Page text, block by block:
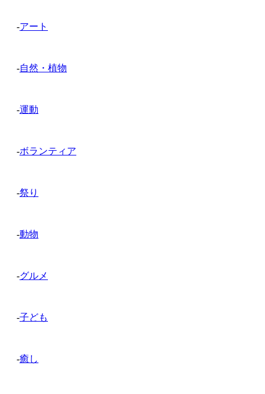
-アート
-自然・植物
-運動
-ボランティア
-祭り
-動物
-グルメ
-子ども
-癒し